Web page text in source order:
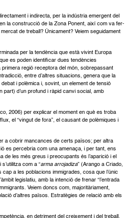
i indirecta, per la indústria emergent del
la construcció de la Zona Ponent, així com va fer-
de treball? Únicament? Veiem seguidament
per la tendència que està vivint Europa
es poden identificar dues tendències
regió receptora del món, sobrepassant
entre d’altres situacions, genera que la
i polèmica i, sovint, un element de tensió
d’un profund i ràpid canvi social, amb
2006) per explicar el moment en què es troba
el “vingut de fora”, el causant de polèmiques i
a cobrir mancances de certs països; per altra
es percebria com una amenaça, i per tant, ens
de les més greus i preocupants és l’aparició i el
com a “arma arrojadiza” (Arango a Criado,
a les poblacions immigrades, cosa que l’únic
legislatiu, amb la intenció de frenar “l’entrada
Veiem doncs com, majoritàriament,
d’altres països. Estratègies de relació amb els
en detriment del creixement i del treball.